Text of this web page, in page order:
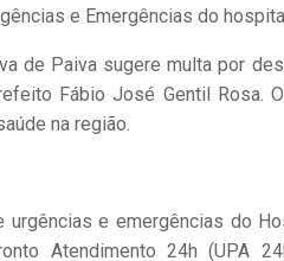
e Emergências do
de Paiva sugere multa por
Fábio José Gentil Rosa.
na região.
e emergências do
Atendimento 24h (UPA